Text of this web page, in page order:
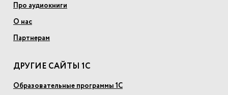
Про аудиокниги
О нас
Партнерам
ДРУГИЕ САЙТЫ 1С
Образовательные программы 1С